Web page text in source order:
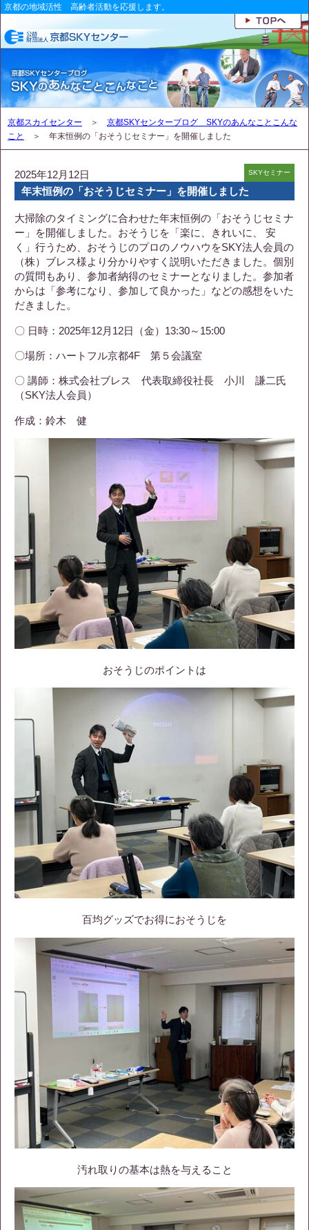
京都の地域活性 高齢者活動を応援します。
京都スカイセンター ＞ 京都SKYセンターブログ SKYのあんなことこんな
こと
＞ 年末恒例の「おそうじセミナー」を開催しました
2025年12月12日 SKYセミナー
年末恒例の「おそうじセミナー」を開催しました
大掃除のタイミングに合わせた年末恒例の「おそうじセミナ
ー」を開催しました。おそうじを「楽に、きれいに、 安
く」行うため、おそうじのプロのノウハウをSKY法人会員の
（株）ブレス様より分かりやすく説明いただきました。個別
の質問もあり、参加者納得のセミナーとなりました。参加者
からは「参考になり、参加して良かった」などの感想をいた
だきました。
〇 日時：2025年12月12日（金）13:30～15:00
〇場所：ハートフル京都4F 第５会議室
〇 講師：株式会社ブレス 代表取締役社長 小川 謙二氏
（SKY法人会員）
作成：鈴木 健
おそうじのポイントは
百均グッズでお得におそうじを
汚れ取りの基本は熱を与えること